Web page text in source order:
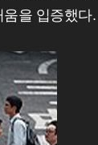
을 입증했다.